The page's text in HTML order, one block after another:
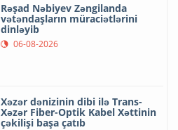
Rəşad Nəbiyev Zəngilanda
vətəndaşların müraciətlərini
dinləyib
06-08-2026
Xəzər dənizinin dibi ilə Trans-
Xəzər Fiber-Optik Kabel Xəttinin
çəkilişi başa çatıb